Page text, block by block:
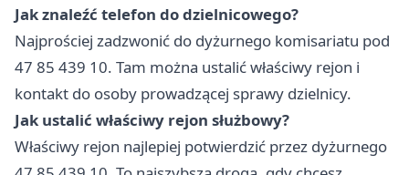
Jak znaleźć telefon do dzielnicowego?
Najprościej zadzwonić do dyżurnego komisariatu pod
47 85 439 10. Tam można ustalić właściwy rejon i
kontakt do osoby prowadzącej sprawy dzielnicy.
Jak ustalić właściwy rejon służbowy?
Właściwy rejon najlepiej potwierdzić przez dyżurnego